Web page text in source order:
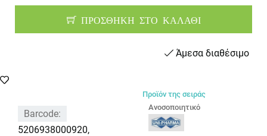
ΠΡΟΣΘΗΚΗ ΣΤΟ ΚΑΛΑΘΙ
Άμεσα διαθέσιμο
Barcode:
5206938000920,
Προϊόν της σειράς
Ανοσοποιητικό